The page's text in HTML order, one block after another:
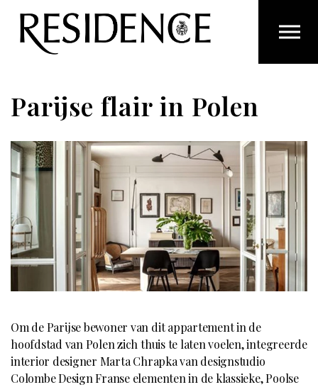
Overslaan en ga direct naar de inhoud
Parijse flair in Polen
Om de Parijse bewoner van dit appartement in de
hoofdstad van Polen zich thuis te laten voelen, integreerde
interior designer Marta Chrapka van designstudio
Colombe Design Franse elementen in de klassieke, Poolse